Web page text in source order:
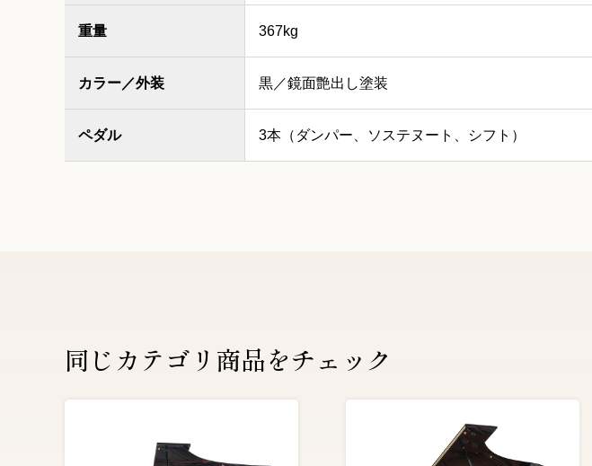
重量 367kg
カラー／外装 黒／鏡面艶出し塗装
ペダル 3本（ダンパー、ソステヌート、シフト）
同じカテゴリ商品をチェック